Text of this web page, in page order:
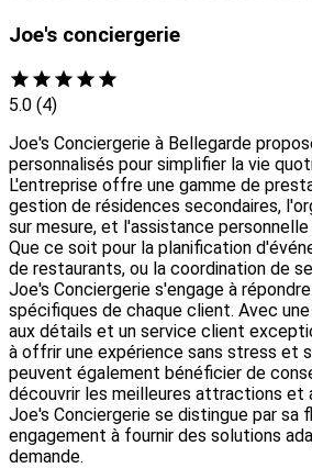
Joe's conciergerie
5.0 (4)
Joe's Conciergerie à Bellegarde
personnalisés pour simplifier la vie
L'entreprise offre une gamme de
gestion de résidences secondaires,
sur mesure, et l'assistance
Que ce soit pour la planification
de restaurants, ou la coordination de
Joe's Conciergerie s'engage à
spécifiques de chaque client. Avec
aux détails et un service client
à offrir une expérience sans stress et
peuvent également bénéficier de
découvrir les meilleures attractions et
Joe's Conciergerie se distingue par sa
engagement à fournir des solutions
demande.